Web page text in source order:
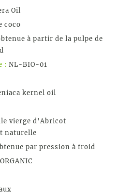
Oil
coco
à partir de la pulpe de
: NL-BIO-01
kernel oil
vierge d'Abricot
naturelle
par pression à froid